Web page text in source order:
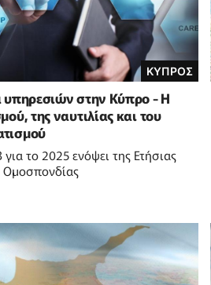
ΚΥΠΡΟΣ
υπηρεσιών στην Κύπρο - Η
της ναυτιλίας και του
το 2025 ενόψει της Ετήσιας
Ομοσπονδίας